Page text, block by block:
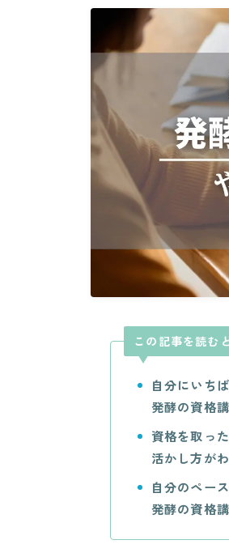
この記事を読む
自分にいち
発酵の資格
資格を取っ
活かし方が
自分のペー
発酵の資格